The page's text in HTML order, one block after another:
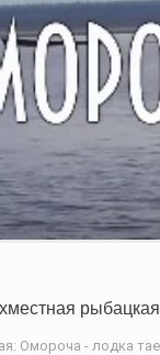
Омороча - лодка